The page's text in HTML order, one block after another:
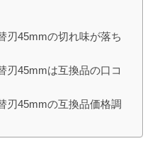
刃45mmの切れ味が落ち
刃45mmは互換品の口コ
刃45mmの互換品価格調